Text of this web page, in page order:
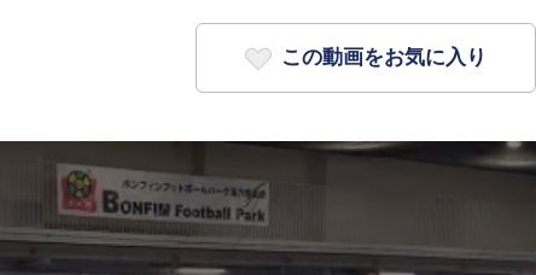
この動画をお気に入り